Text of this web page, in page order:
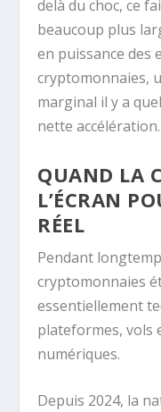
delà du choc, ce
beaucoup plus
en puissance des
cryptomonnaies,
marginal il y a
nette accélération.
QUAND LA
L’ÉCRAN
RÉEL
Pendant
cryptomonnaies
essentiellement
plateformes, vols
numériques.
Depuis 2024, la